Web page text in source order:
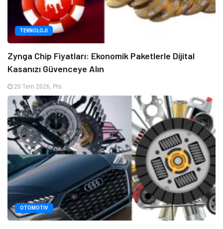
TEKNOLOJI
Zynga Chip Fiyatları: Ekonomik Paketlerle Dijital
Kasanızı Güvenceye Alın
20 Tem 2026, Pts
OTOMOTIV